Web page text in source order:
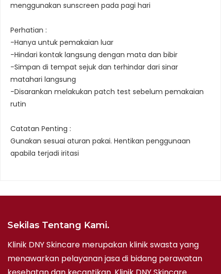
menggunakan sunscreen pada pagi hari
Perhatian :
-Hanya untuk pemakaian luar
-Hindari kontak langsung dengan mata dan bibir
-Simpan di tempat sejuk dan terhindar dari sinar
matahari langsung
-Disarankan melakukan patch test sebelum pemakaian
rutin
Catatan Penting :
Gunakan sesuai aturan pakai. Hentikan penggunaan
apabila terjadi iritasi
Sekilas Tentang Kami.
Klinik DNY Skincare merupakan klinik swasta yang
menawarkan pelayanan jasa di bidang perawatan